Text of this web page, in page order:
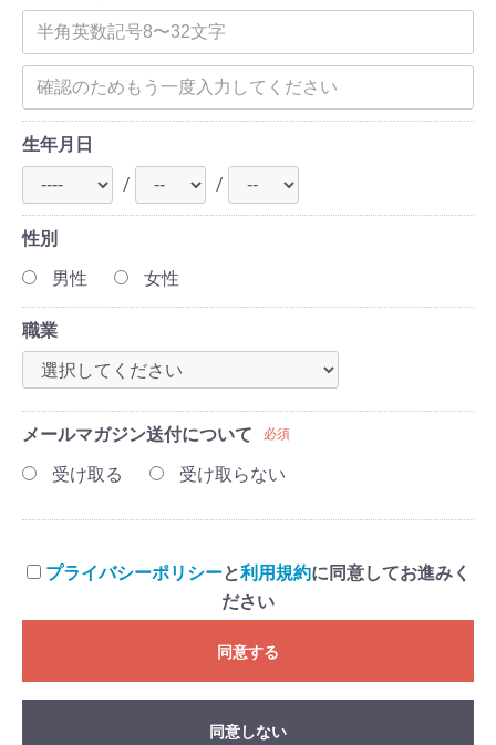
生年月日
/
/
性別
男性
女性
職業
メールマガジン送付について 必須
受け取る 受け取らない
プライバシーポリシーと利用規約に同意してお進みく
ださい
同意する
同意しない